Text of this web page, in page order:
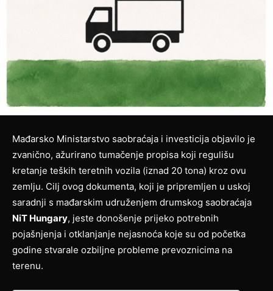
Mađarsko Ministarstvo saobraćaja i investicija objavilo je
zvanično, ažurirano tumačenje propisa koji regulišu
kretanje teških teretnih vozila (iznad 20 tona) kroz ovu
zemlju. Cilj ovog dokumenta, koji je pripremljen u uskoj
saradnji s mađarskim udruženjem drumskog saobraćaja
NiT Hungary, jeste donošenje prijeko potrebnih
pojašnjenja i otklanjanje nejasnoća koje su od početka
godine stvarale ozbiljne probleme prevoznicima na
terenu.